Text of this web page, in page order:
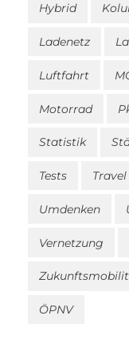
Hybrid
Ladenetz
Luftfahrt
Motorrad
Statistik
Tests Travel
Umdenken
Vernetzung
ÖPNV